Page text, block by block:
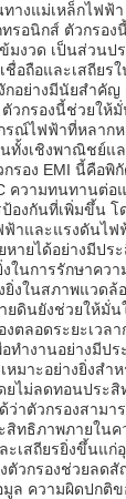
างแม่เหล็กไฟฟ้
รอนิกส์ ตัวกรอง
งวด เป็นส่วนป
ชื่อถือและเสถียร
กอย่างมีนัยสำคั
วกรองนี้ช่วยให้มั่
รณ์ไฟฟ้าที่หลาก
ทั้งเชิงพาณิชย์แ
อง EMI นี้คือพิ
ความทนทานต่อ
องกันที่เพิ่มขึ้น โ
และแรงดันไฟ
ายได้อย่างมีปร
ในการรักษาคว
ยิ่งในสภาพแวด
ยดินยังช่วยให้มั่
ตลอดระยะเวล
ทำงานอย่างมีป
หมาะอย่างยิ่งสำ
ไม่ลดทอนประ
าตัวกรองสามา
สิทธิภาพภายในค
ะเสถียรยิ่งขึ้นแก่
ตัวกรองช่วยลด
ล ความผิดปกติข